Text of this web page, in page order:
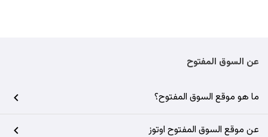
عن السوق المفتوح
ما هو موقع السوق المفتوح؟
عن موقع السوق المفتوح اوتوز